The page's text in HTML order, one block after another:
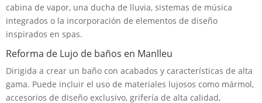
cabina de vapor, una ducha de lluvia, sistemas de música
integrados o la incorporación de elementos de diseño
inspirados en spas.
Reforma de Lujo de baños en Manlleu
Dirigida a crear un baño con acabados y características de alta
gama. Puede incluir el uso de materiales lujosos como mármol,
accesorios de diseño exclusivo, grifería de alta calidad,